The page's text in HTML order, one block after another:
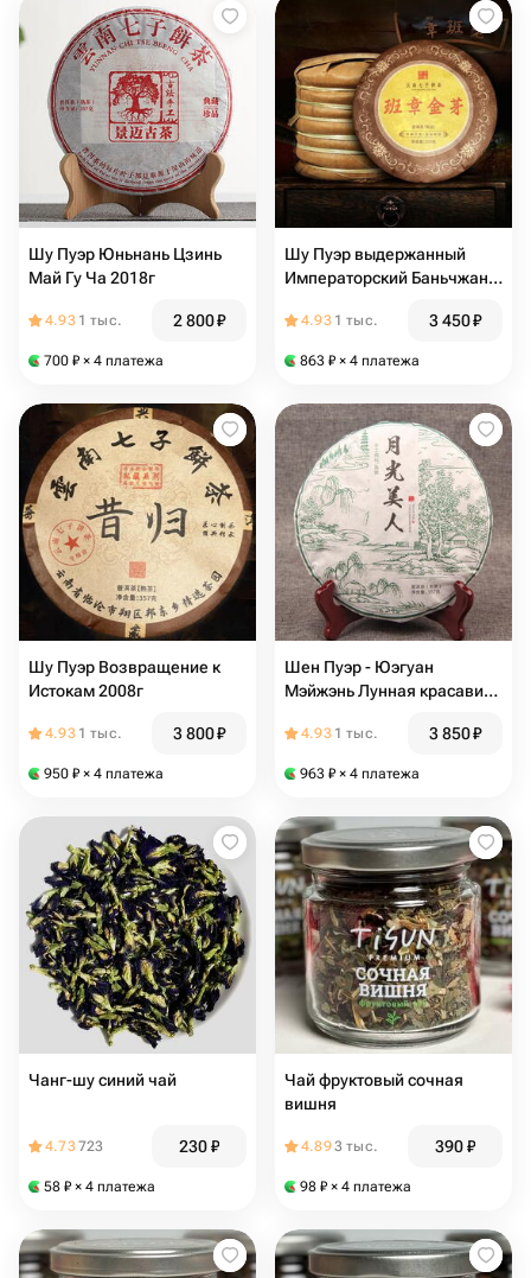
Шу Пуэр Юньнань Цзинь
Май Гу Ча 2018г
4.93 1 тыс. 2 800₽
700 ₽ × 4 платежа
Шу Пуэр выдержанный
Императорский Баньчжан
4.93 1 тыс. 3 450₽
863 ₽ × 4 платежа
Шу Пуэр Возвращение к
Истокам 2008г
4.93 1 тыс. 3 800₽
950 ₽ × 4 платежа
Шен Пуэр - Юэгуан
Мэйжэнь Лунная красавица
4.93 1 тыс. 3 850₽
963 ₽ × 4 платежа
Чанг-шу синий чай
4.73723 230₽
58 ₽ × 4 платежа
Чай фруктовый сочная
вишня
4.893 тыс. 390₽
98 ₽ × 4 платежа